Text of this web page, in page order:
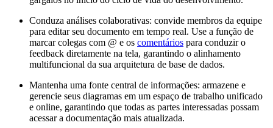
Conduza análises colaborativas: convide membros da equipe
para editar seu documento em tempo real. Use a função de
marcar colegas com @ e os comentários para conduzir o
feedback diretamente na tela, garantindo o alinhamento
multifuncional da sua arquitetura de base de dados.
Mantenha uma fonte central de informações: armazene e
gerencie seus diagramas em um espaço de trabalho unificado
e online, garantindo que todas as partes interessadas possam
acessar a documentação mais atualizada.